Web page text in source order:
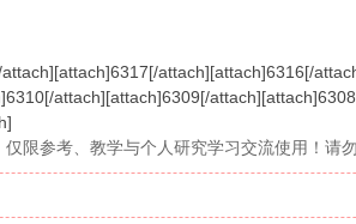
attach][attach]6316[/
attach][attach]6309[/
限参考、教学与个人研究学习交流使用！请